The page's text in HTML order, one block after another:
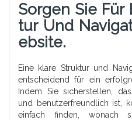
Sorgen Sie Für
Tur Und
Ebsite.
Eine klare Struktur und
entscheidend für ein
Indem Sie sicherstellen,
und benutzerfreundlich ist,
einfach finden, wonach